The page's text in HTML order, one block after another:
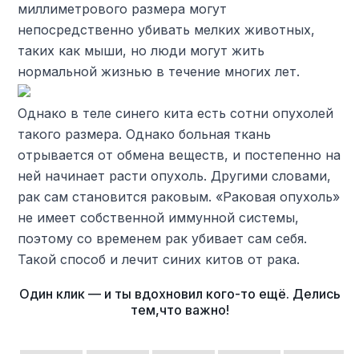
миллиметрового размера могут
непосредственно убивать мелких животных,
таких как мыши, но люди могут жить
нормальной жизнью в течение многих лет.
Однако в теле синего кита есть сотни опухолей
такого размера. Однако больная ткань
отрывается от обмена веществ, и постепенно на
ней начинает расти опухоль. Другими словами,
рак сам становится раковым. «Раковая опухоль»
не имеет собственной иммунной системы,
поэтому со временем рак убивает сам себя.
Такой способ и лечит синих китов от рака.